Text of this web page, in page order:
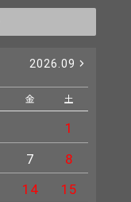
2026.09
金 土
1
7
8
14
15